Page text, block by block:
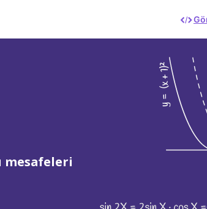
mesafeleri